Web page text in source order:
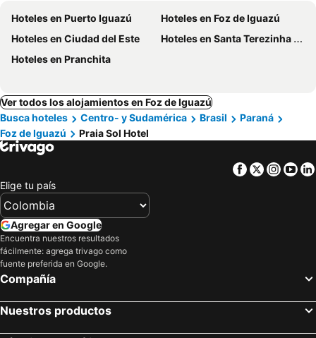
Hoteles en Puerto Iguazú
Hoteles en Foz de Iguazú
Hoteles en Ciudad del Este
Hoteles en Santa Terezinha de Itaipu
Hoteles en Pranchita
Ver todos los alojamientos en Foz de Iguazú
Busca hoteles
Centro- y Sudamérica Brasil
Paraná
Foz de Iguazú
Praia Sol Hotel
Facebook
Twitter
Elige tu país
Agregar en Google
Encuentra nuestros resultados
fácilmente: agrega trivago como
fuente preferida en Google.
Compañía
Nuestros productos